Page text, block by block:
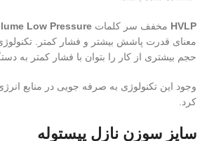
HVLP مخفف سر کلمات Low Pressure
حجم بیشتری از کار را بتوان با فشار کمتر به
وجود این تکنولوژی به صرفه جویی در منابع
کرد.
سایز سوزن نازل پیستوله